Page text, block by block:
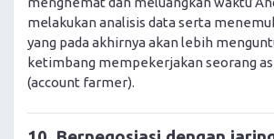
melakukan analisis data serta
yang pada akhirnya akan lebih
ketimbang mempekerjakan seorang
(account farmer).